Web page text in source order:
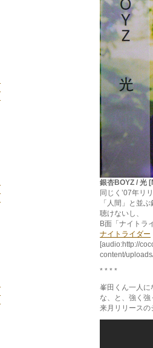
銀杏BOYZ / 光
同じく’07年リ
「人間」と並
聴けないし、
B面「ナイトラ
ナイトライダー
[audio:http://
content/
* * * *
峯田くん一人に
な、と、強く
来月リリースの